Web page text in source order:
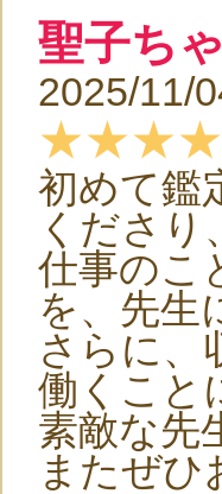
聖子ち
2025/11/
初めて鑑
くださ
仕事のこ
を、先生
さらに、
働くこと
素敵な先
またぜひ